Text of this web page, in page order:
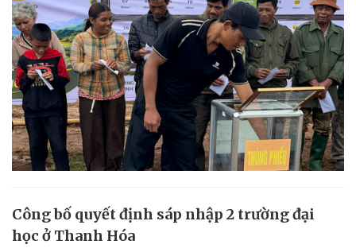
Công bố quyết định sáp nhập 2 trường đại
học ở Thanh Hóa